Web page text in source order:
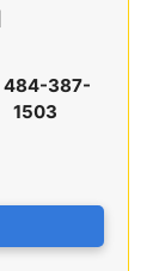
484-387-
1503